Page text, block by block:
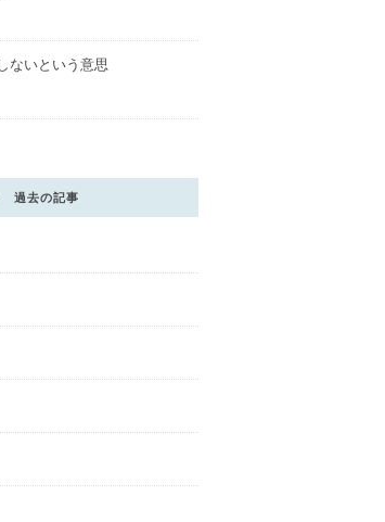
ないという意思
過去の記事